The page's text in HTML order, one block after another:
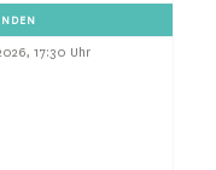
17:30 Uhr